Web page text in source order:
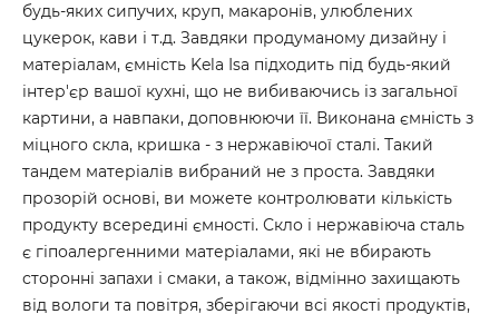
будь-яких сипучих, круп, макаронів, улюблених
цукерок, кави і т.д. Завдяки продуманому дизайну і
матеріалам, ємність Kela Isa підходить під будь-який
інтер'єр вашої кухні, що не вибиваючись із загальної
картини, а навпаки, доповнюючи її. Виконана ємність з
міцного скла, кришка - з нержавіючої сталі. Такий
тандем матеріалів вибраний не з проста. Завдяки
прозорій основі, ви можете контролювати кількість
продукту всередині ємності. Скло і нержавіюча сталь
є гіпоалергенними матеріалами, які не вбирають
сторонні запахи і смаки, а також, відмінно захищають
від вологи та повітря, зберігаючи всі якості продуктів,